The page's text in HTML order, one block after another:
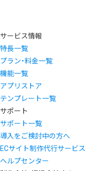
サービス情報
特長一覧
プラン・料金一覧
機能一覧
アプリストア
テンプレート一覧
サポート
サポート一覧
導入をご検討中の方へ
ECサイト制作代行サービス
ヘルプセンター